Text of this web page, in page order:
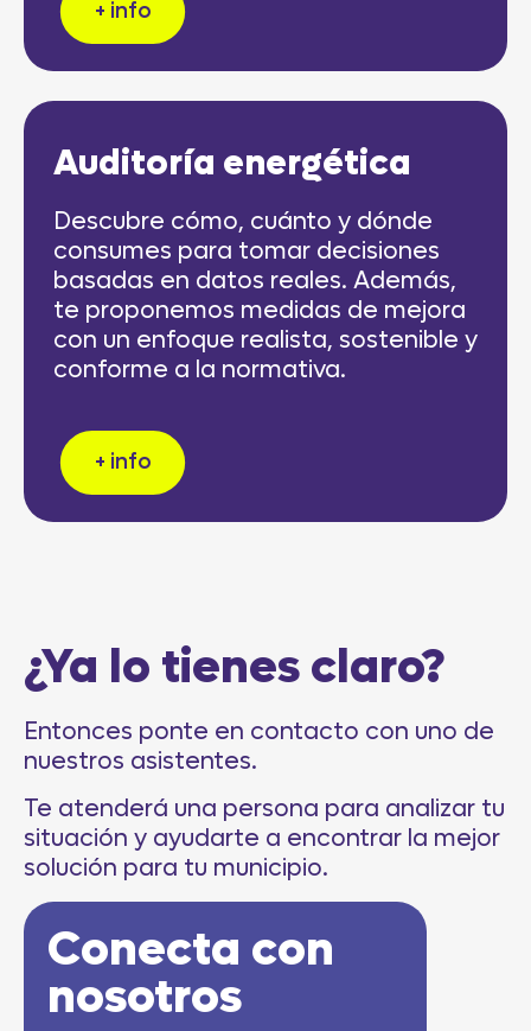
+ info
Auditoría energética
Descubre cómo, cuánto y dónde
consumes para tomar decisiones
basadas en datos reales. Además,
te proponemos medidas de mejora
con un enfoque realista, sostenible y
conforme a la normativa.
+ info
¿Ya lo tienes claro?
Entonces ponte en contacto con uno de
nuestros asistentes.
Te atenderá una persona para analizar tu
situación y ayudarte a encontrar la mejor
solución para tu municipio.
Conecta con
nosotros